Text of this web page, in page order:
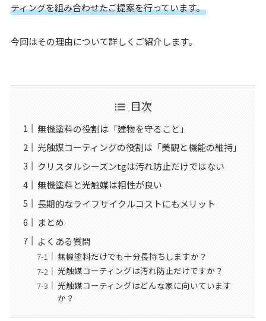
ティングを組み合わせたご提案を行っています。
今回はその理由について詳しくご紹介します。
目次
無機塗料の役割は「建物を守ること」
光触媒コーティングの役割は「美観と機能の維持」
クリスタルシーズンtgは汚れ防止だけではない
無機塗料と光触媒は相性が良い
長期的なライフサイクルコストにもメリット
まとめ
よくある質問
無機塗料だけでも十分長持ちしますか？
光触媒コーティングは汚れ防止だけですか？
光触媒コーティングはどんな家に向いています
か？